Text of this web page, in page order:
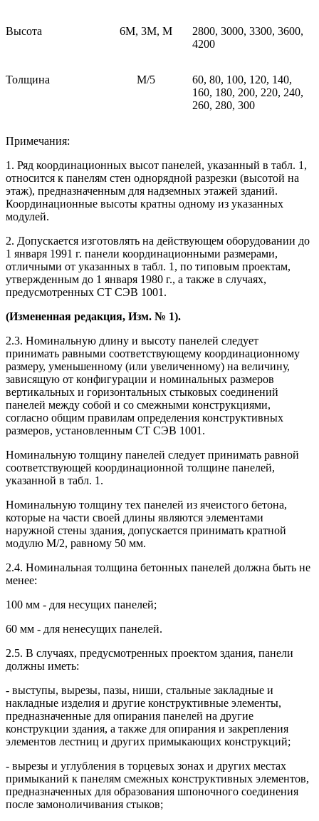
Высота 6М, 3М, М
2800, 3000, 3300, 3600,
4200
Толщина М/5
60, 80, 100, 120, 140,
160, 180, 200, 220, 240,
260, 280, 300
Примечания:
1. Ряд координационных высот панелей, указанный в табл. 1,
относится к панелям стен однорядной разрезки (высотой на
этаж), предназначенным для надземных этажей зданий.
Координационные высоты кратны одному из указанных
модулей.
2. Допускается изготовлять на действующем оборудовании до
1 января 1991 г. панели координационными размерами,
отличными от указанных в табл. 1, по типовым проектам,
утвержденным до 1 января 1980 г., а также в случаях,
предусмотренных СТ СЭВ 1001.
(Измененная редакция, Изм. № 1).
2.3. Номинальную длину и высоту панелей следует
принимать равными соответствующему координационному
размеру, уменьшенному (или увеличенному) на величину,
зависящую от конфигурации и номинальных размеров
вертикальных и горизонтальных стыковых соединений
панелей между собой и со смежными конструкциями,
согласно общим правилам определения конструктивных
размеров, установленным СТ СЭВ 1001.
Номинальную толщину панелей следует принимать равной
соответствующей координационной толщине панелей,
указанной в табл. 1.
Номинальную толщину тех панелей из ячеистого бетона,
которые на части своей длины являются элементами
наружной стены здания, допускается принимать кратной
модулю М/2, равному 50 мм.
2.4. Номинальная толщина бетонных панелей должна быть не
менее:
100 мм - для несущих панелей;
60 мм - для ненесущих панелей.
2.5. В случаях, предусмотренных проектом здания, панели
должны иметь:
- выступы, вырезы, пазы, ниши, стальные закладные и
накладные изделия и другие конструктивные элементы,
предназначенные для опирания панелей на другие
конструкции здания, а также для опирания и закрепления
элементов лестниц и других примыкающих конструкций;
- вырезы и углубления в торцевых зонах и других местах
примыканий к панелям смежных конструктивных элементов,
предназначенных для образования шпоночного соединения
после замоноличивания стыков;